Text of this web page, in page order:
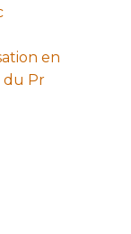
en
du Pr